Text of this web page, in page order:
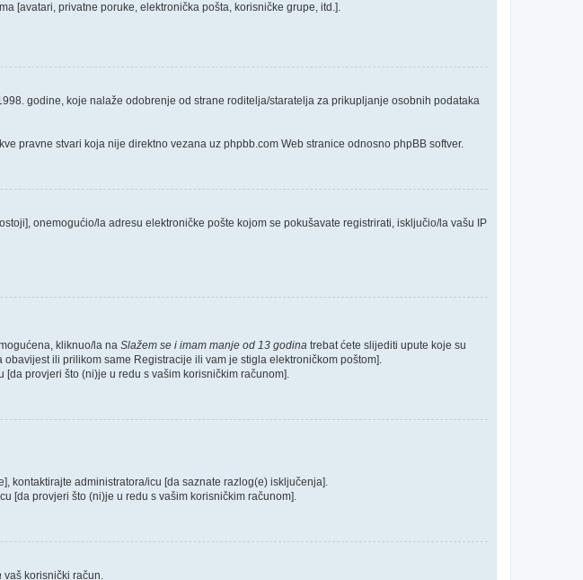
[avatari, privatne poruke, elektronička pošta, korisničke grupe, itd.].
godine, koje nalaže odobrenje od strane roditelja/staratelja za prikupljanje osobnih podataka
pravne stvari koja nije direktno vezana uz phpbb.com Web stranice odnosno phpBB softver.
onemogućio/la adresu elektroničke pošte kojom se pokušavate registrirati, isključio/la vašu IP
kliknuo/la na Slažem se i imam manje od 13 godina trebat ćete slijediti upute koje su
ili prilikom same Registracije ili vam je stigla elektroničkom poštom].
provjeri što (ni)je u redu s vašim korisničkim računom].
kontaktirajte administratora/icu [da saznate razlog(e) isključenja].
[da provjeri što (ni)je u redu s vašim korisničkim računom].
vaš korisnički račun.